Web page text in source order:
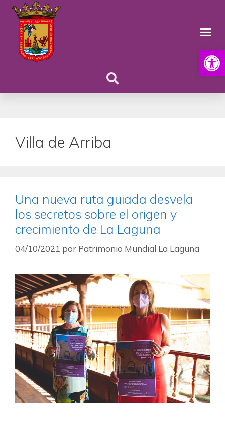
Abrir
Villa de Arriba
Una nueva ruta guiada desvela
los secretos sobre el origen y
crecimiento de La Laguna
04/10/2021 por Patrimonio Mundial La Laguna